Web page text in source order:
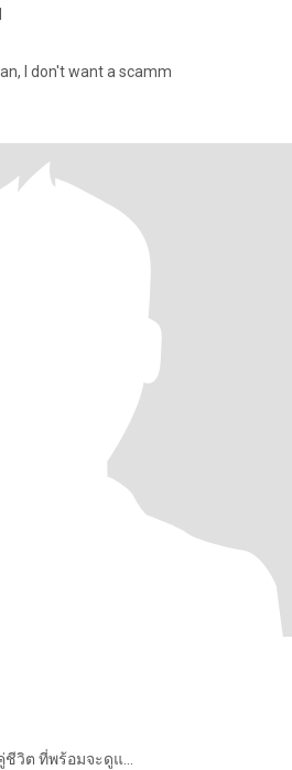
I don't want a scamm
วิต ที่พร้อมจะดูแ...